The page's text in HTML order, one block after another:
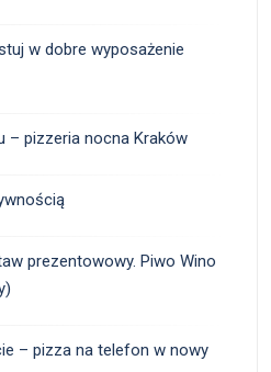
w dobre wyposażenie
– pizzeria nocna Kraków
prezentowowy. Piwo Wino
– pizza na telefon w nowy